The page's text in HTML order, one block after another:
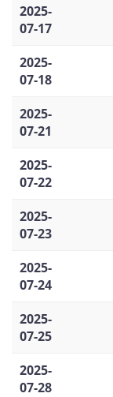
2025-
07-17
2025-
07-18
2025-
07-21
2025-
07-22
2025-
07-23
2025-
07-24
2025-
07-25
2025-
07-28